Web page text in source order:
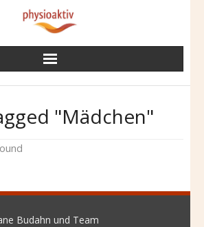
"Mädchen"
Budahn und Team